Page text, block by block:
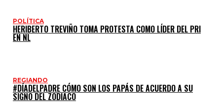
POLÍTICA
HERIBERTO TREVIÑO TOMA PROTESTA COMO LÍDER DEL PRI
EN NL
REGIANDO
#DÍADELPADRE CÓMO SON LOS PAPÁS DE ACUERDO A SU
SIGNO DEL ZODIACO